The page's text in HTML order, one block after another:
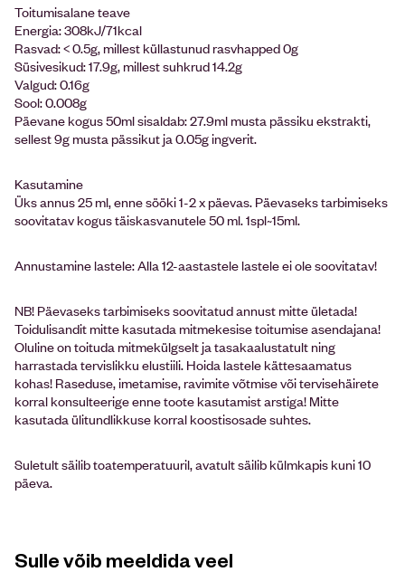
Toitumisalane teave
Energia: 308kJ/71kcal
Rasvad: <­ 0.5g, millest küllastunud rasvhapped 0g
Süsivesikud: 17.9g, millest suhkrud 14.2g
Valgud: 0.16g
Sool: 0.008g
Päevane kogus 50ml sisaldab: 27.9ml musta pässiku ekstrakti,
sellest 9g musta pässikut ja 0.05g ingverit.
Kasutamine
Üks annus 25 ml, enne sööki 1-2 x päevas. Päevaseks tarbimiseks
soovitatav kogus täiskasvanutele 50 ml. 1spl~15ml.
Annustamine lastele: Alla 12-aastastele lastele ei ole soovitatav!
NB! Päevaseks tarbimiseks soovitatud annust mitte ületada!
Toidulisandit mitte kasutada mitmekesise toitumise asendajana!
Oluline on toituda mitmekülgselt ja tasakaalustatult ning
harrastada tervislikku elustiili. Hoida lastele kättesaamatus
kohas! Raseduse, imetamise, ravimite võtmise või tervisehäirete
korral konsulteerige enne toote kasutamist arstiga! Mitte
kasutada ülitundlikkuse korral koostisosade suhtes.
Suletult säilib toatemperatuuril, avatult säilib külmkapis kuni 10
päeva.
Sulle võib meeldida veel